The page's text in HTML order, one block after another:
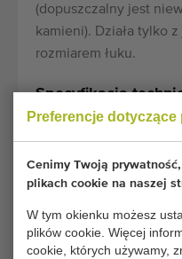
Preferencje
Cenimy Twoją
plikach cookie na naszej
W tym okienku możesz
plików cookie. Więcej
cookie, których używamy,
(dopuszczalny jest
kamieni). Działa tylko
rozmiarem łuku.
Specyfikacja
Model:
Rok:
Wymiary
transportowe: